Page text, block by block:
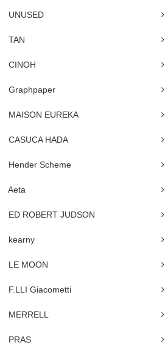
UNUSED
TAN
CINOH
Graphpaper
MAISON EUREKA
CASUCA HADA
Hender Scheme
Aeta
ED ROBERT JUDSON
kearny
LE MOON
F.LLI Giacometti
MERRELL
PRAS